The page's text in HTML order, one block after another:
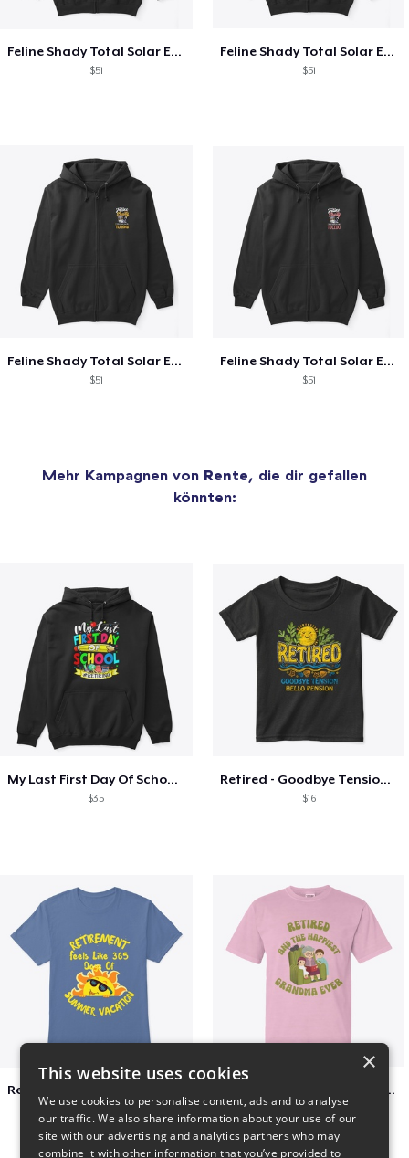
Feline Shady Total Solar Eclipse Texas
$51
Feline Shady Total Solar Eclipse Tijuana
$51
Feline Shady Total Solar Eclipse Tijuana
$51
Feline Shady Total Solar Eclipse Toledo
$51
Mehr Kampagnen von Rente, die dir gefallen
könnten:
My Last First Day Of School Retiring
$35
Retired - Goodbye Tension Hello Pension
$16
$23
Retired and the happiest grandma ever
$22
×
This website uses cookies
We use cookies to personalise content, ads and to analyse
our traffic. We also share information about your use of our
site with our advertising and analytics partners who may
combine it with other information that you’ve provided to